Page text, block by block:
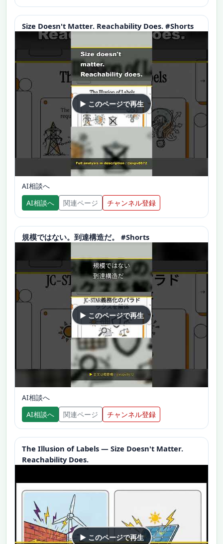
Size Doesn't Matter. Reachability Does. #Shorts
▶ このページで再生
AI相談へ
AI相談へ
関連ページ チャンネル登録
規模ではない。到達構造だ。 #Shorts
▶ このページで再生
AI相談へ
AI相談へ
関連ページ チャンネル登録
The Illusion of Labels — Size Doesn't Matter.
Reachability Does.
▶ このページで再生